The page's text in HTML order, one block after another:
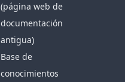
(página web de
documentación
antigua)
Base de
conocimientos